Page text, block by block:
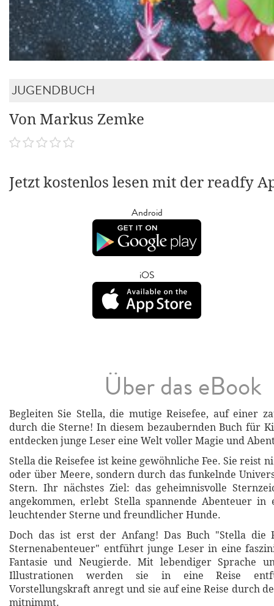
JUGENDBUCH
Von Markus Zemke
Jetzt kostenlos lesen mit der readfy
Android
iOS
Über das eBook
Begleiten Sie Stella, die mutige Reisefee, auf einer
durch die Sterne! In diesem bezaubernden Buch für
entdecken junge Leser eine Welt voller Magie und
Stella die Reisefee ist keine gewöhnliche Fee. Sie reist
oder über Meere, sondern durch das funkelnde
Stern. Ihr nächstes Ziel: das geheimnisvolle
angekommen, erlebt Stella spannende Abenteuer
leuchtender Sterne und freundlicher Hunde.
Doch das ist erst der Anfang! Das Buch "Stella die
Sternenabenteuer" entführt junge Leser in eine
Fantasie und Neugierde. Mit lebendiger Sprache
Illustrationen werden sie in eine Reise
Vorstellungskraft anregt und sie auf eine Reise durch
mitnimmt.